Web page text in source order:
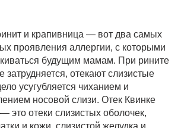
и крапивница — вот два самых
проявления аллергии, с которыми
будущим мамам. При рините
затрудняется, отекают слизистые
усугубляется чиханием и
носовой слизи. Отек Квинке
это отеки слизистых оболочек,